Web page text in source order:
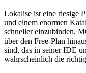
Lokalise ist eine riesige
und einem enormen
schneller einzubinden,
über den Free-Plan
sind, das in seiner IDE
wahrscheinlich die